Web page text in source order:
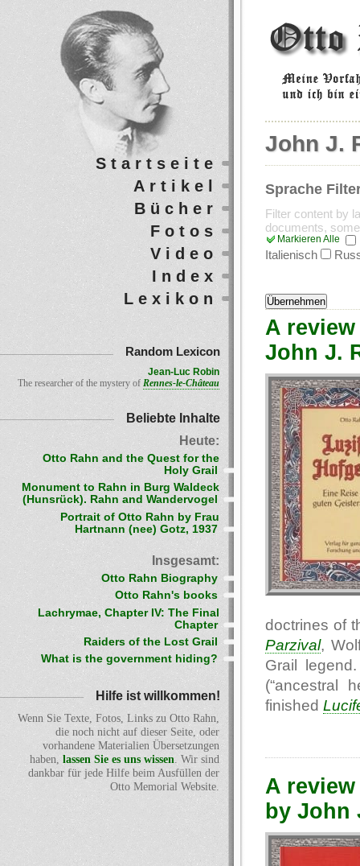
John J.
Sprache
Filter content by
documents,
Markieren Alle
Italienisch
A
John J.
doctrines of
Parzival,
Grail
(“ancestral
finished
A
by John
Startseite
Artikel
Bücher
Fotos
Video
Index
Lexikon
Random Lexicon
Jean-Luc Robin
The researcher of the mystery of Rennes-le-Château
Beliebte Inhalte
Heute:
Otto Rahn and the Quest for the
Holy Grail
Monument to Rahn in Burg Waldeck
(Hunsrück). Rahn and Wandervogel
Portrait of Otto Rahn by Frau
Hartnann (nee) Gotz, 1937
Insgesamt:
Otto Rahn Biography
Otto Rahn's books
Lachrymae, Chapter IV: The Final
Chapter
Raiders of the Lost Grail
What is the government hiding?
Hilfe ist willkommen!
Wenn Sie Texte, Fotos, Links zu Otto Rahn,
die noch nicht auf dieser Seite, oder
vorhandene Materialien Übersetzungen
haben, lassen Sie es uns wissen. Wir sind
dankbar für jede Hilfe beim Ausfüllen der
Otto Memorial Website.